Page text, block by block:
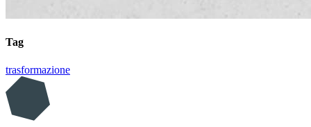
Tag
trasformazione